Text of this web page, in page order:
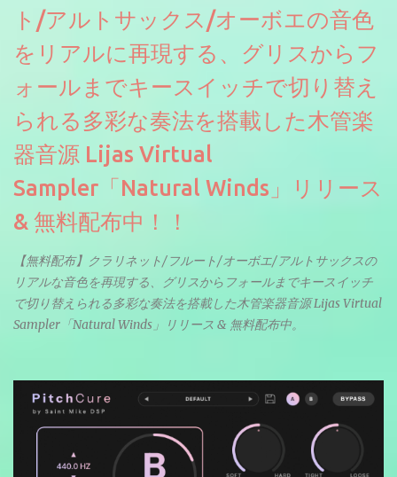
ト/アルトサックス/オーボエの音色
をリアルに再現する、グリスからフ
ォールまでキースイッチで切り替え
られる多彩な奏法を搭載した木管楽
器音源 Lijas Virtual
Sampler「Natural Winds」リリース
& 無料配布中！！
【無料配布】クラリネット/フルート/オーボエ/アルトサックスの
リアルな音色を再現する、グリスからフォールまでキースイッチ
で切り替えられる多彩な奏法を搭載した木管楽器音源 Lijas Virtual
Sampler「Natural Winds」リリース & 無料配布中。